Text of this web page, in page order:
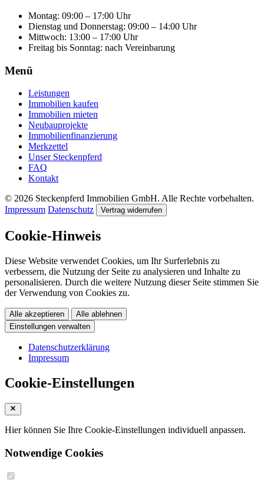
Montag: 09:00 – 17:00 Uhr
Dienstag und Donnerstag: 09:00 – 14:00 Uhr
Mittwoch: 13:00 – 17:00 Uhr
Freitag bis Sonntag: nach Vereinbarung
Menü
Leistungen
Immobilien kaufen
Immobilien mieten
Neubauprojekte
Immobilienfinanzierung
Merkzettel
Unser Steckenpferd
FAQ
Kontakt
© 2026 Steckenpferd Immobilien GmbH. Alle Rechte vorbehalten.
Impressum Datenschutz Vertrag widerrufen
Cookie-Hinweis
Diese Website verwendet Cookies, um Ihr Surferlebnis zu
verbessern, die Nutzung der Seite zu analysieren und Inhalte zu
personalisieren. Durch die weitere Nutzung dieser Seite stimmen Sie
der Verwendung von Cookies zu.
Alle akzeptieren
Alle ablehnen
Einstellungen verwalten
Datenschutzerklärung
Impressum
Cookie-Einstellungen
Hier können Sie Ihre Cookie-Einstellungen individuell anpassen.
Notwendige Cookies